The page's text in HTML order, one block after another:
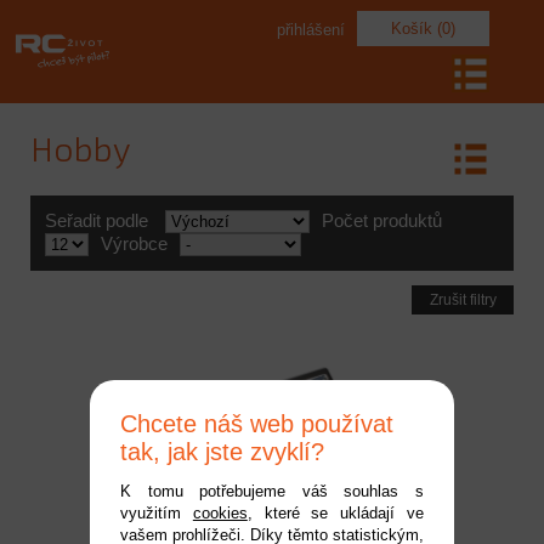
Košík (0)
přihlášení
Hobby
Seřadit podle
Počet produktů
Výrobce
Zrušit filtry
ANTIX by LRP 4100mAh -
Chcete náš web používat
tak, jak jste zvyklí?
K tomu potřebujeme váš souhlas s
využitím cookies, které se ukládají ve
vašem prohlížeči. Díky těmto statistickým,